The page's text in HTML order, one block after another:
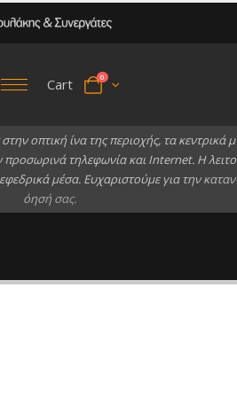
Cart 0
στην οπτική ίνα της περιοχής, τα κεντρικά μ
προσωρινά τηλεφωνία και Internet. Ηλειτο
εφεδρικά μέσα. Ευχαριστούμε για την καταν
όησή σας.